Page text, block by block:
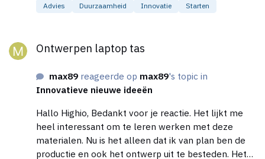
webapplicaties kunnen bouwen voor mijn
natuurlijk financieel wel rendabel blijven om dit idee
opmerkingen zijn meer dan welkom! Groet Max
Advies Duurzaamheid Innovatie Starten
Ontwerpen laptop tas
max89 reageerde op max89's topic in
Innovatieve nieuwe ideeën
Hallo Highio, Bedankt voor je reactie. Het lijkt me
heel interessant om te leren werken met deze
materialen. Nu is het alleen dat ik van plan ben de
productie en ook het ontwerp uit te besteden. Het